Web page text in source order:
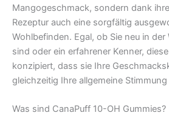
Mangogeschmack, sondern dank
Rezeptur auch eine sorgfältig
Wohlbefinden. Egal, ob Sie neu in der
sind oder ein erfahrener Kenner,
konzipiert, dass sie Ihre
gleichzeitig Ihre allgemeine
Was sind CanaPuff 10-OH Gummies?